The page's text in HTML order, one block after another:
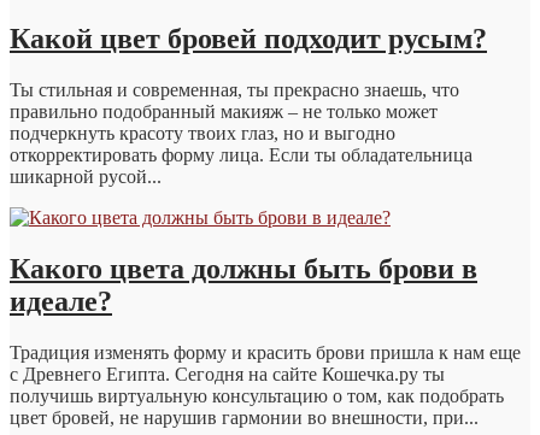
Какой цвет бровей подходит русым?
Ты стильная и современная, ты прекрасно знаешь, что
правильно подобранный макияж – не только может
подчеркнуть красоту твоих глаз, но и выгодно
откорректировать форму лица. Если ты обладательница
шикарной русой...
Какого цвета должны быть брови в
идеале?
Традиция изменять форму и красить брови пришла к нам еще
с Древнего Египта. Сегодня на сайте Кошечка.ру ты
получишь виртуальную консультацию о том, как подобрать
цвет бровей, не нарушив гармонии во внешности, при...